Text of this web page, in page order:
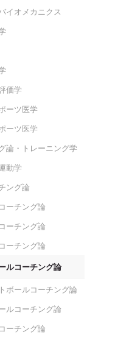
イオメカニクス
価学
ーツ医学
ーツ医学
論・トレーニング学
動学
ング論
ーチング論
ーチング論
ーチング論
ルコーチング論
ボールコーチング論
ルコーチング論
ーチング論